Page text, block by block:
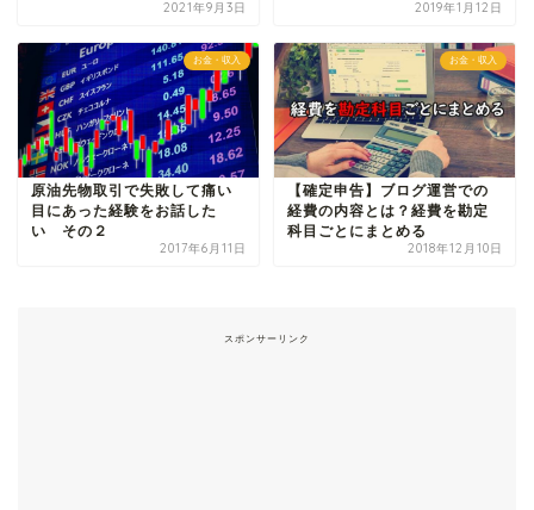
2021年9月3日 2019年1月12日
お金・収入
原油先物取引で失敗して痛い
目にあった経験をお話した
い その２
2017年6月11日
お金・収入
【確定申告】ブログ運営での
経費の内容とは？経費を勘定
科目ごとにまとめる
2018年12月10日
スポンサーリンク